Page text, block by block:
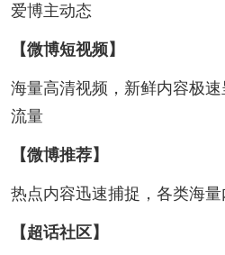
爱博主动态
【微博短视频】
海量高清视频，新鲜内容极
流量
【微博推荐】
热点内容迅速捕捉，各类海
【超话社区】